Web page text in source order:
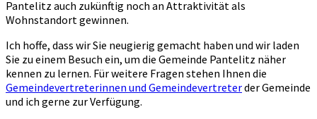
Pantelitz auch zukünftig noch an Attraktivität als
Wohnstandort gewinnen.
Ich hoffe, dass wir Sie neugierig gemacht haben und wir laden
Sie zu einem Besuch ein, um die Gemeinde Pantelitz näher
kennen zu lernen. Für weitere Fragen stehen Ihnen die
Gemeindevertreterinnen und Gemeindevertreterder Gemeinde
und ich gerne zur Verfügung.